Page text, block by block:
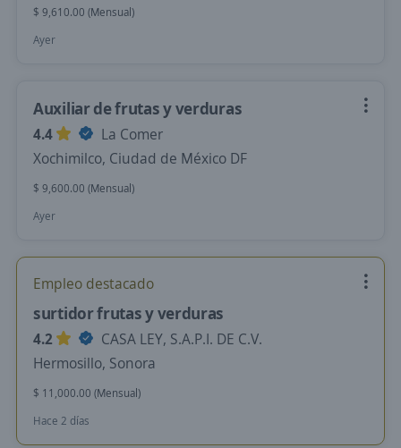
$ 9,610.00 (Mensual)
Ayer
Auxiliar de frutas y verduras
4.4
La Comer
Xochimilco, Ciudad de México DF
$ 9,600.00 (Mensual)
Ayer
Empleo destacado
surtidor frutas y verduras
4.2
CASA LEY, S.A.P.I. DE C.V.
Hermosillo, Sonora
$ 11,000.00 (Mensual)
Hace 2 días